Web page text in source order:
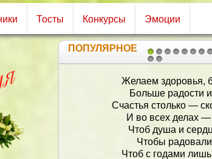
Тосты Конкурсы Эмоции
1 2
2021
ПОПУЛЯРНОЕ
Пусть жизнь твоя
Без заминок,
И отличным будет
На много-много